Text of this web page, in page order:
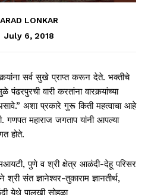
LONKAR
July 6, 2018
सर्व सुखे प्राप्त करून देते. भक्तीचे
वारी करतांना वारकर्‍यांच्या
अशा प्रकारे गुरू किती महत्वाचा आहे
महाराज जगताप यांनी आपल्या
होते.
पुणे व श्री क्षेत्र आळंदी-देहू परिसर
श्री संत ज्ञानेश्‍वर-तुकाराम ज्ञानतीर्थ,
येथे पालखी सोहळा